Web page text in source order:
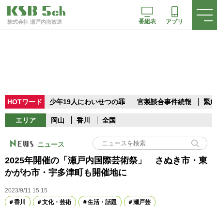
株式会社 瀬戸内海放送 番組表 アプリ
HOTワード 少年19人にわいせつの罪 官製談合事件続報 緊
エリア 岡山 香川 全国
ニュース
2025年開催の「瀬戸内国際芸術祭」 さぬき市・東
かがわ市・宇多津町も開催地に
2023/9/11 15:15
香川
文化・芸術 生活・話題 瀬戸芸